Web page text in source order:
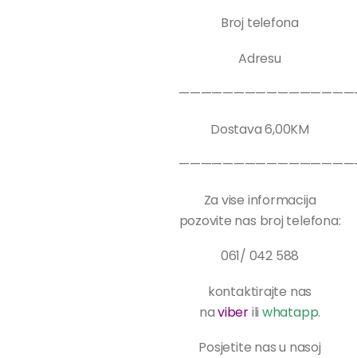
Broj telefona
Adresu
Dostava 6,00KM
Za vise informacija
pozovite nas broj telefona:
061/ 042 588
kontaktirajte nas
naviberili whatapp.
Posjetite nas u nasoj